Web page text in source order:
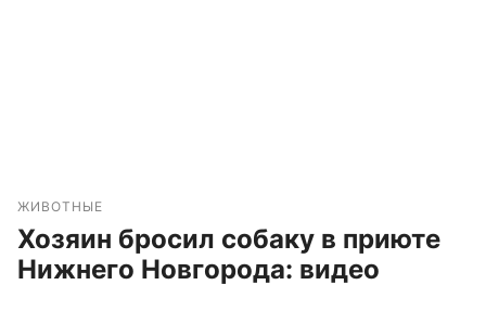
ЖИВОТНЫЕ
Хозяин бросил собаку в приюте
Нижнего Новгорода: видео